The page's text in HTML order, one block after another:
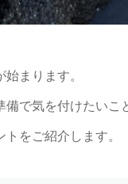
まります。
で気を付けたいこ
をご紹介します。